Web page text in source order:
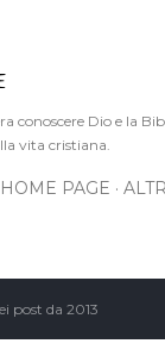
conoscere Dio e la
vita cristiana.
HOME PAGE
post da 2013